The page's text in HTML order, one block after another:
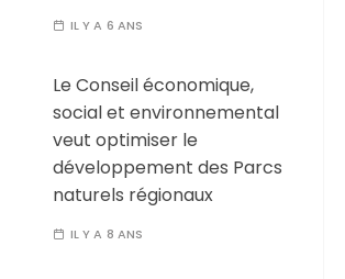
IL Y A 6 ANS
Le Conseil économique,
social et environnemental
veut optimiser le
développement des Parcs
naturels régionaux
IL Y A 8 ANS